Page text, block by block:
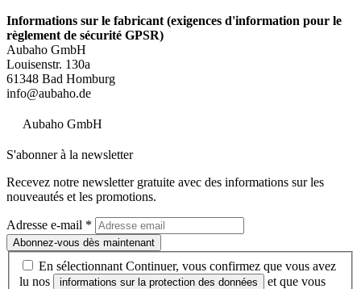
Informations sur le fabricant (exigences d'information pour le
règlement de sécurité GPSR)
Aubaho GmbH
Louisenstr. 130a
61348 Bad Homburg
info@aubaho.de
Aubaho GmbH
S'abonner à la newsletter
Recevez notre newsletter gratuite avec des informations sur les
nouveautés et les promotions.
Adresse e-mail *
Abonnez-vous dès maintenant
En sélectionnant Continuer, vous confirmez que vous avez
lu nos
informations sur la protection des données
et que vous